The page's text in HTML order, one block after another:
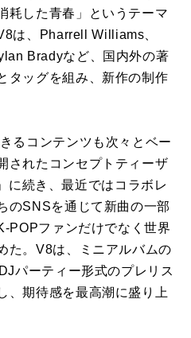
耗した青春」というテーマ
は、Pharrell Williams、
Bradyなど、国内外の著
タッグを組み、新作の制作
るコンテンツも次々とベー
されたコンセプトティーザ
に続き、最近ではコラボレ
のSNSを通じて新曲の一部
POPファンだけでなく世界
た。V8は、ミニアルバムの
パーティー形式のプレリス
、期待感を最高潮に盛り上